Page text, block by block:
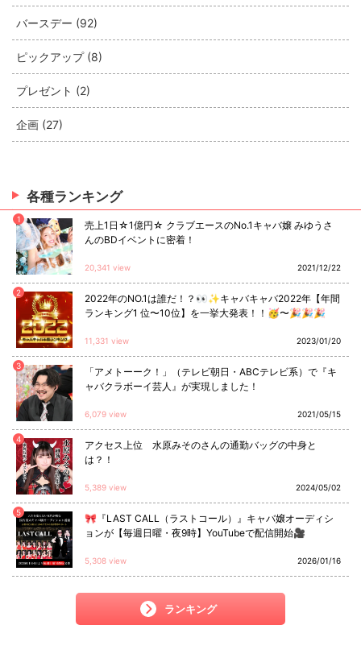
バースデー (92)
ピックアップ (8)
プレゼント (2)
企画 (27)
各種ランキング
1
売上1日☆1億円☆ クラブエースのNo.1キャバ嬢 みゆうさ
んのBDイベントに密着！
20,341 view 2021/12/22
2
2022年のNO.1は誰だ！？👀✨キャバキャバ2022年【年間
ランキング1 位〜10位】を一挙大発表！！🥳〜🎉🎉🎉
11,331 view 2023/01/20
3
「アメトーーク！」（テレビ朝日・ABCテレビ系）で『キ
ャバクラボーイ芸人』が実現しました！
6,079 view 2021/05/15
4
アクセス上位 水原みそのさんの通勤バッグの中身と
は？！
5,389 view 2024/05/02
5
🎀『LAST CALL（ラストコール）』キャバ嬢オーディシ
ョンが【毎週日曜・夜9時】YouTubeで配信開始🎥
5,308 view 2026/01/16
ランキング